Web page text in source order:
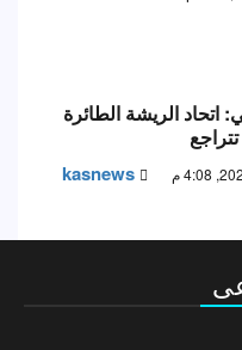
اتحاد الريشة الطائرة
kasnews